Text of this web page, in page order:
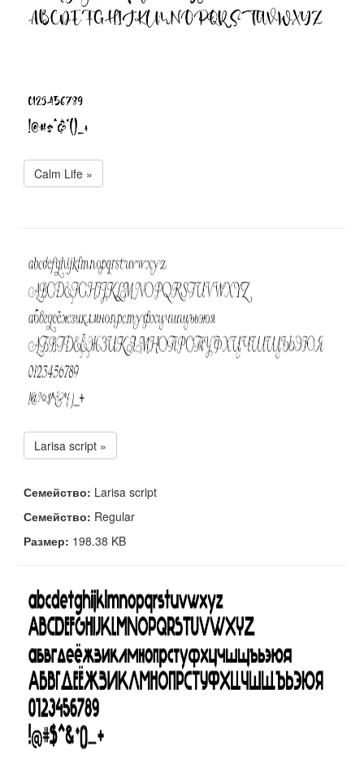
Calm Life »
Larisa script »
Семейство: Larisa script
Семейство: Regular
Размер: 198.38 KB